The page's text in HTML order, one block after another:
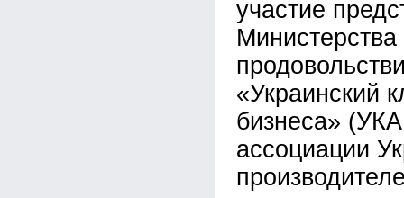
участие
«Украинский
бизнеса»
ассоциации